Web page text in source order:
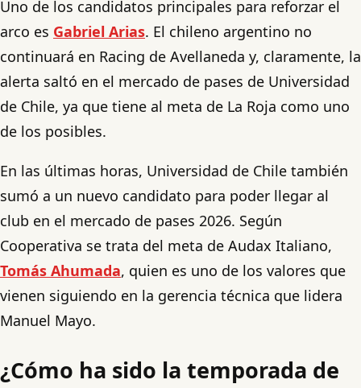
Uno de los candidatos principales para reforzar el
arco es Gabriel Arias. El chileno argentino no
continuará en Racing de Avellaneda y, claramente, la
alerta saltó en el mercado de pases de Universidad
de Chile, ya que tiene al meta de La Roja como uno
de los posibles.
En las últimas horas, Universidad de Chile también
sumó a un nuevo candidato para poder llegar al
club en el mercado de pases 2026. Según
Cooperativa se trata del meta de Audax Italiano,
Tomás Ahumada, quien es uno de los valores que
vienen siguiendo en la gerencia técnica que lidera
Manuel Mayo.
¿Cómo ha sido la temporada de